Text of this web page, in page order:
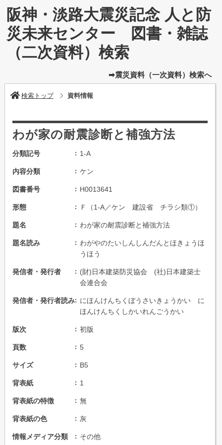
阪神・淡路大震災記念 人と防
災未来センター 図書・雑誌
（二次資料）検索
➡震災資料（一次資料）検索へ
検索トップ 資料情報
わが家の耐震診断と補強方法
分類記号 1-A
内容分類 ケン
図書番号 H0013641
形態 Ｆ（1-A／ケン 建設省 チラシ類①）
題名 わが家の耐震診断と補強方法
題名読み
わがやのたいしんしんだんとほきょうほ
うほう
発信者・発行者
(財)日本建築防災協会 (社)日本建築士
会連合会
発信者・発行者読み
にほんけんちくぼうさいきょうかい に
ほんけんちくしかいれんごうかい
版次 初版
頁数 5
サイズ B5
背表紙 1
背表紙の特徴 無
背表紙の色 灰
情報メディア分類 その他